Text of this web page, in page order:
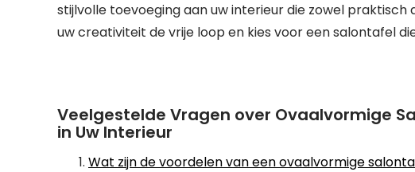
stijlvolle toevoeging aan uw interieur die zowel praktisch
uw creativiteit de vrije loop en kies voor een salontafel
Veelgestelde Vragen over Ovaalvormige
in Uw Interieur
Wat zijn de voordelen van een ovaalvormige